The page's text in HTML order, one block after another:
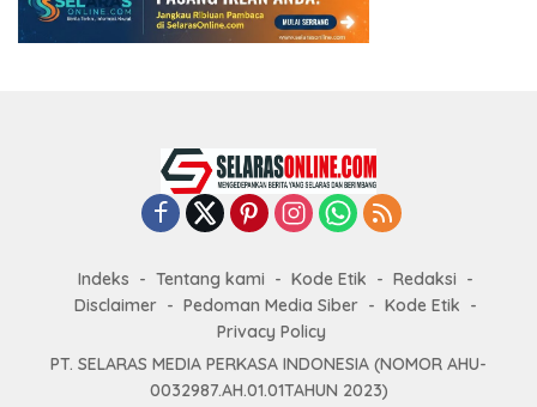
Indeks Tentang kami Kode Etik
Redaksi
Disclaimer
Pedoman Media Siber
Kode Etik
Privacy Policy
PT. SELARAS MEDIA PERKASA INDONESIA (NOMOR AHU-
0032987.AH.01.01TAHUN 2023)